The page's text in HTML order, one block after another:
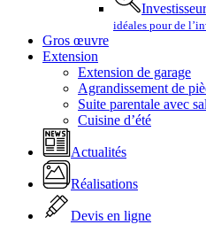
idéales pour de
Gros œuvre
Extension
Extension de garage
Agrandissement de
Suite parentale avec
Cuisine d’été
Actualités
Réalisations
Devis en ligne